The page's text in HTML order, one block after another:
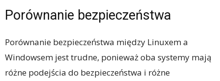
Porównanie bezpieczeństwa
Porównanie bezpieczeństwa między Linuxem a
Windowsem jest trudne, ponieważ oba systemy mają
różne podejścia do bezpieczeństwa i różne